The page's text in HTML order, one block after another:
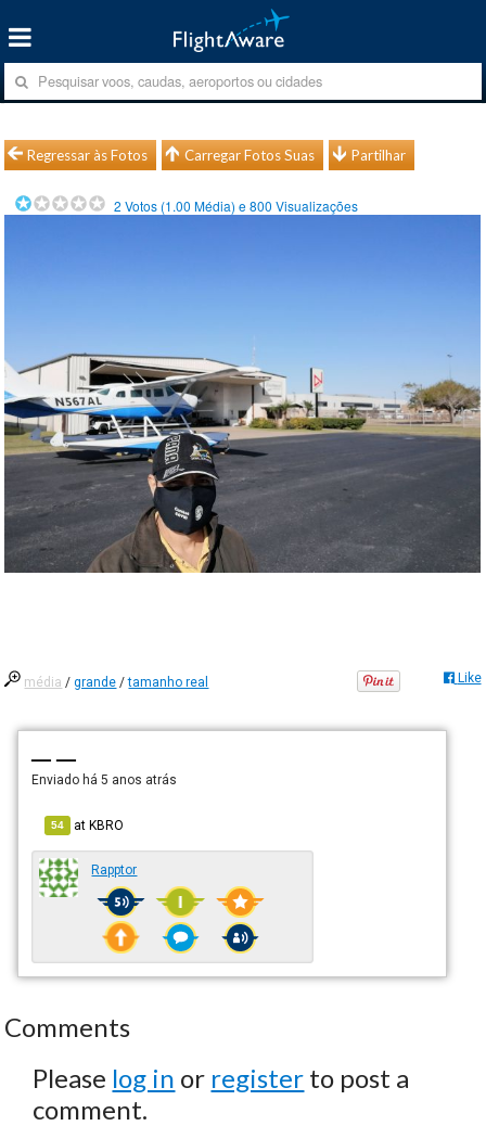
Regressar às Fotos Carregar Fotos Suas Partilhar
2 Votos (1.00 Média) e800 Visualizações
média /grande /tamanho real Like
— —
Enviado há5 anos atrás
54 atKBRO
Rapptor
Comments
Please log in or register to post a
comment.